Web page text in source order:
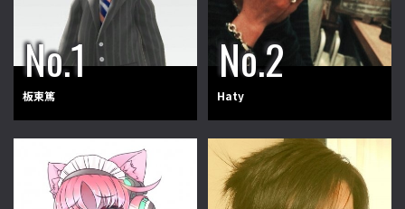
板東篤 Haty